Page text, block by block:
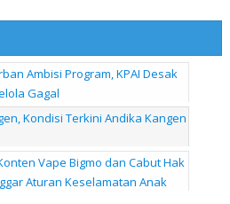
Ambisi Program, KPAI Desak
Gagal
Kondisi Terkini Andika Kangen
Vape Bigmo dan Cabut Hak
Aturan Keselamatan Anak